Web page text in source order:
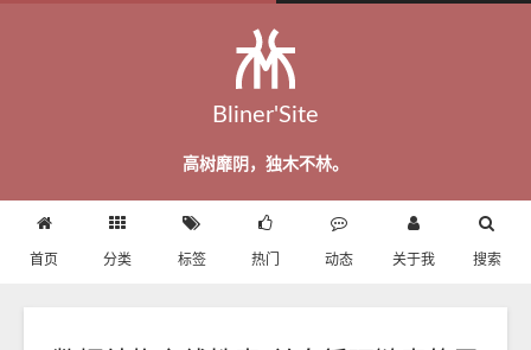
Bliner'Site
高树靡阴，独木不林。
首页 分类 标签 热门 动态 关于我 搜索